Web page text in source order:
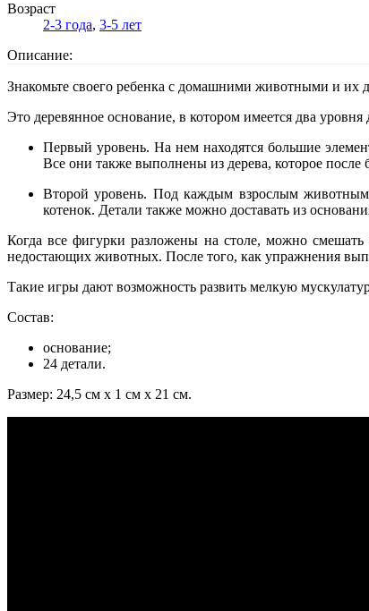
Возраст
2-3 года, 3-5 лет
Описание:
Знакомьте своего ребенка с домашними животными и
Это деревянное основание, в котором имеется два
Первый уровень. На нем находятся большие
Все они также выполнены из дерева, которое
Второй уровень. Под каждым взрослым животным
котенок. Детали также можно доставать из
Когда все фигурки разложены на столе, можно
недостающих животных. После того, как упражнения
Такие игры дают возможность развить мелкую
Состав:
основание;
24 детали.
Размер: 24,5 см x 1 см x 21 см.